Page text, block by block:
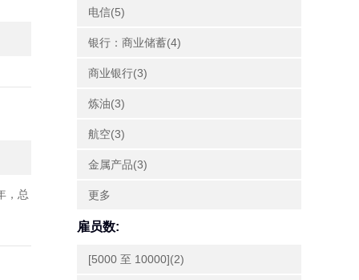
，总
电信(5)
银行：商业储蓄(4)
商业银行(3)
炼油(3)
航空(3)
金属产品(3)
更多
雇员数:
[5000 至 10000](2)